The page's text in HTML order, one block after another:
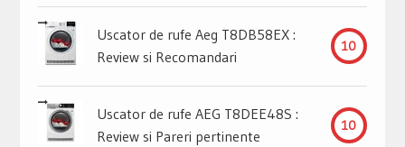
Uscator de rufe Aeg T8DB58EX :
Review si Recomandari
10
Uscator de rufe AEG T8DEE48S :
Review si Pareri pertinente
10